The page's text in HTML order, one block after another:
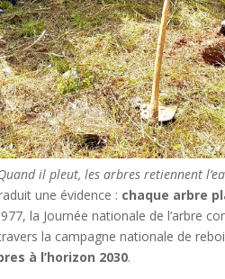
il pleut, les arbres retiennent
une évidence : chaque arbre
la Journée nationale de l’arbre
la campagne nationale de
à l’horizon 2030.